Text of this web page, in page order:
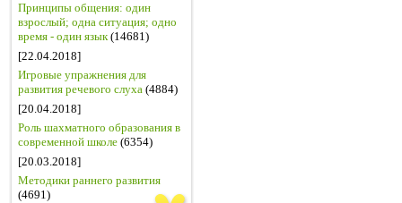
Принципы общения: один
взрослый; одна ситуация; одно
время - один язык(14681)
[22.04.2018]
Игровые упражнения для
развития речевого слуха (4884)
[20.04.2018]
Роль шахматного образования в
современной школе (6354)
[20.03.2018]
Методики раннего развития
(4691)